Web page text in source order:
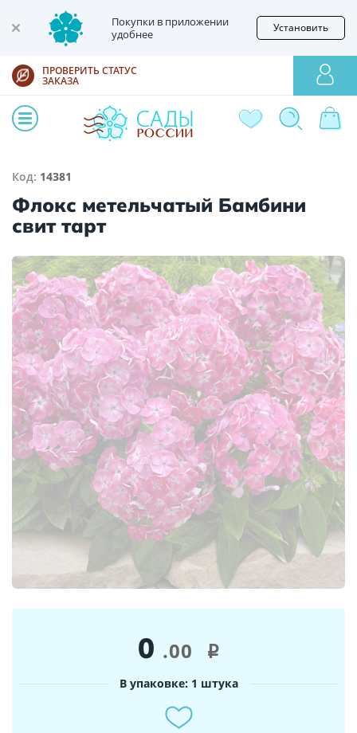
Покупки в приложении
удобнее
Установить
ПРОВЕРИТЬ СТАТУС
ЗАКАЗА
Код: 14381
Флокс метельчатый Бамбини
свит тарт
0 .00 i
В упаковке: 1 штука